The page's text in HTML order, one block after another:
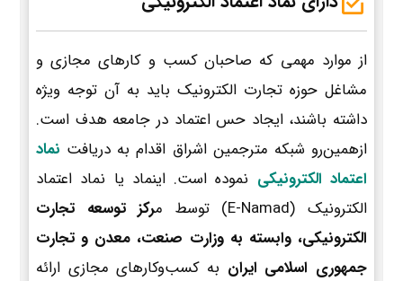
از موارد مهمی که صاحبان کسب و کارهای مجازی و
مشاغل حوزه تجارت الکترونیک باید به آن توجه ویژه
داشته باشند، ایجاد حس اعتماد در جامعه هدف است.
ازهمین‌رو شبکه مترجمین اشراق اقدام به دریافت نماد
اعتماد الکترونیکی نموده است. اینماد یا نماد اعتماد
الکترونیک (E-Namad) توسط م
رکز توسعه تجارت
الکترونیکی، وابسته به وزارت صنعت، معدن و تجارت
جمهوری اسلامی ایران به کسب‌وکارهای مجازی ارائه